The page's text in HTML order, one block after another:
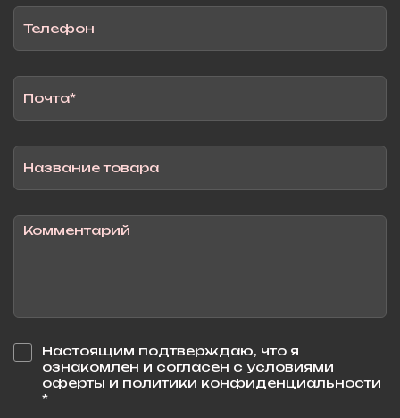
Настоящим подтверждаю, что я
ознакомлен и согласен с условиями
оферты и политики конфиденциальности
*